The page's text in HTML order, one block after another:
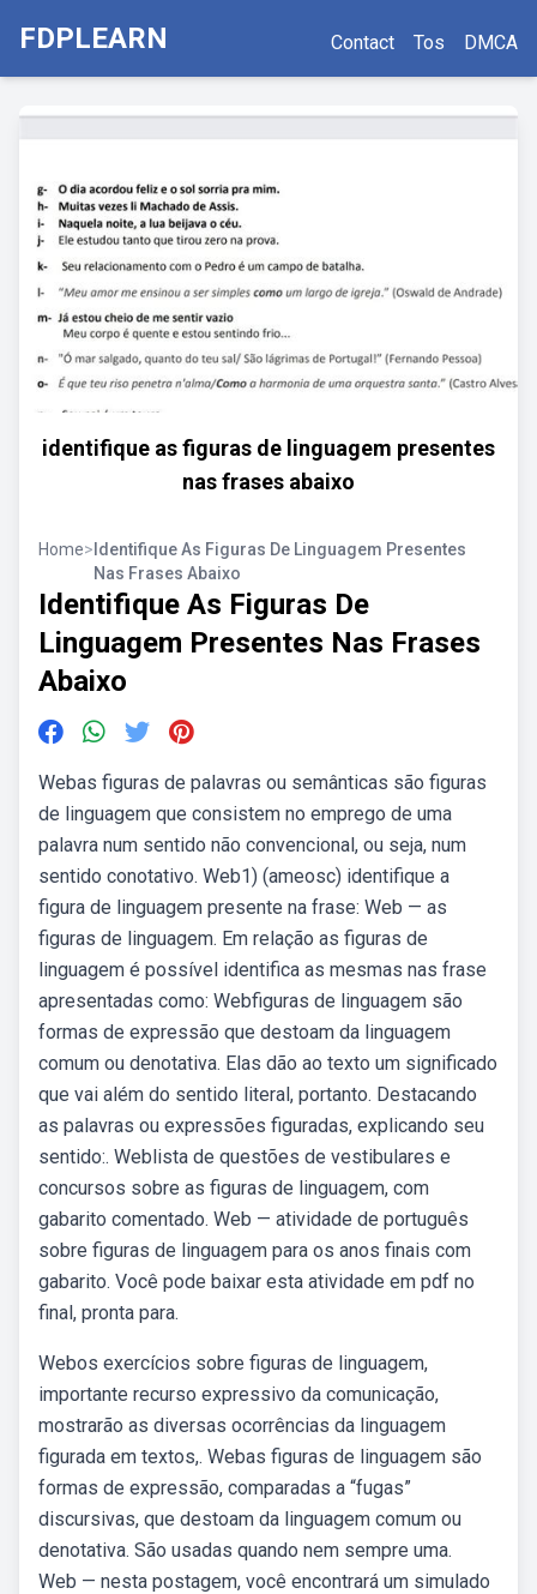
FDPLEARN Contact Tos DMCA
identifique as figuras de linguagem presentes
nas frases abaixo
Home> Identifique As Figuras De Linguagem Presentes
Nas Frases Abaixo
Identifique As Figuras De
Linguagem Presentes Nas Frases
Abaixo
Webas figuras de palavras ou semânticas são figuras
de linguagem que consistem no emprego de uma
palavra num sentido não convencional, ou seja, num
sentido conotativo. Web1) (ameosc) identifique a
figura de linguagem presente na frase: Web — as
figuras de linguagem. Em relação as figuras de
linguagem é possível identifica as mesmas nas frase
apresentadas como: Webfiguras de linguagem são
formas de expressão que destoam da linguagem
comum ou denotativa. Elas dão ao texto um significado
que vai além do sentido literal, portanto. Destacando
as palavras ou expressões figuradas, explicando seu
sentido:. Weblista de questões de vestibulares e
concursos sobre as figuras de linguagem, com
gabarito comentado. Web — atividade de português
sobre figuras de linguagem para os anos finais com
gabarito. Você pode baixar esta atividade em pdf no
final, pronta para.
Webos exercícios sobre figuras de linguagem,
importante recurso expressivo da comunicação,
mostrarão as diversas ocorrências da linguagem
figurada em textos,. Webas figuras de linguagem são
formas de expressão, comparadas a “fugas”
discursivas, que destoam da linguagem comum ou
denotativa. São usadas quando nem sempre uma.
Web — nesta postagem, você encontrará um simulado